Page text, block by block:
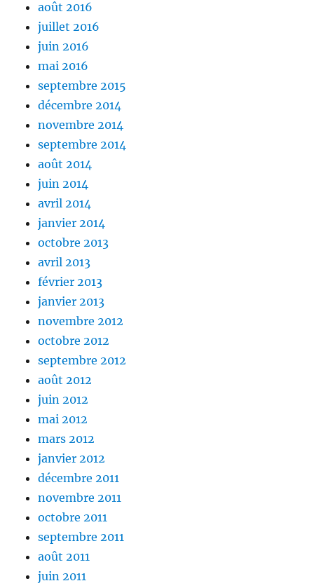
août 2016
juillet 2016
juin 2016
mai 2016
septembre 2015
décembre 2014
novembre 2014
septembre 2014
août 2014
juin 2014
avril 2014
janvier 2014
octobre 2013
avril 2013
février 2013
janvier 2013
novembre 2012
octobre 2012
septembre 2012
août 2012
juin 2012
mai 2012
mars 2012
janvier 2012
décembre 2011
novembre 2011
octobre 2011
septembre 2011
août 2011
juin 2011